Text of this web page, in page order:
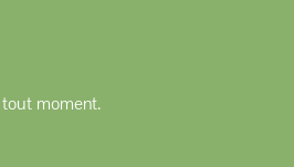
moment.